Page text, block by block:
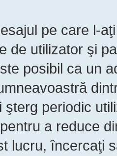
pe care l-
de utilizator şi
posibil ca un
şterg periodic
a reduce
lucru, încercaţi